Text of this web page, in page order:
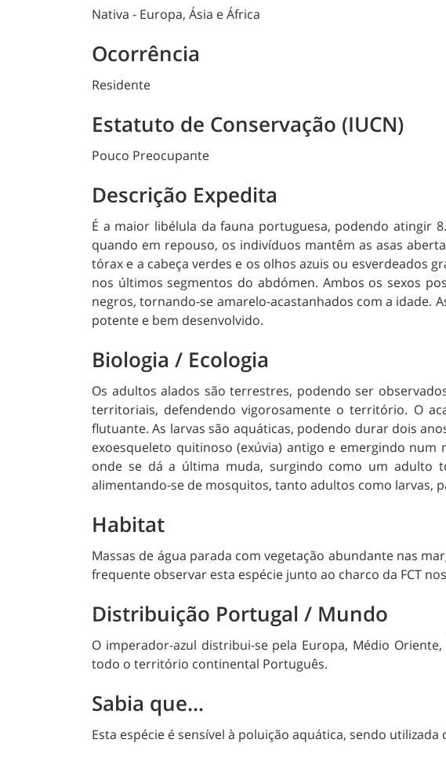
Nativa - Europa, Ásia e África
Ocorrência
Residente
Estatuto de Conservação (IUCN)
Pouco Preocupante
Descrição Expedita
É a maior libélula da fauna portuguesa, podendo atingir
quando em repouso, os indivíduos mantêm as asas
tórax e a cabeça verdes e os olhos azuis ou esverdeados
nos últimos segmentos do abdómen. Ambos os sexos
negros, tornando-se amarelo-acastanhados com a idade.
potente e bem desenvolvido.
Biologia / Ecologia
Os adultos alados são terrestres, podendo ser
territoriais, defendendo vigorosamente o território. O
flutuante. As larvas são aquáticas, podendo durar dois
exoesqueleto quitinoso (exúvia) antigo e emergindo
onde se dá a última muda, surgindo como um adulto
alimentando-se de mosquitos, tanto adultos como larvas,
Habitat
Massas de água parada com vegetação abundante nas
frequente observar esta espécie junto ao charco da FCT
Distribuição Portugal / Mundo
O imperador-azul distribui-se pela Europa, Médio
todo o território continental Português.
Sabia que...
Esta espécie é sensível à poluição aquática, sendo